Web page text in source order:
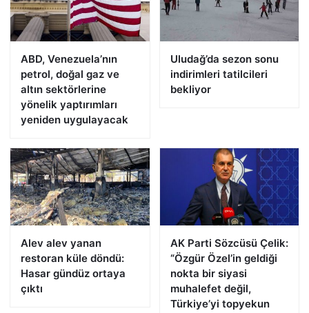
ABD, Venezuela’nın
petrol, doğal gaz ve
altın sektörlerine
yönelik yaptırımları
yeniden uygulayacak
Uludağ’da sezon sonu
indirimleri tatilcileri
bekliyor
Alev alev yanan
restoran küle döndü:
Hasar gündüz ortaya
çıktı
AK Parti Sözcüsü Çelik:
“Özgür Özel’in geldiği
nokta bir siyasi
muhalefet değil,
Türkiye’yi topyekun